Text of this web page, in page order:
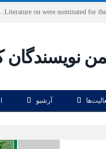
آرشیو